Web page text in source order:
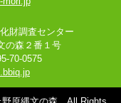
財調査センター
の森２番１号
70-0575